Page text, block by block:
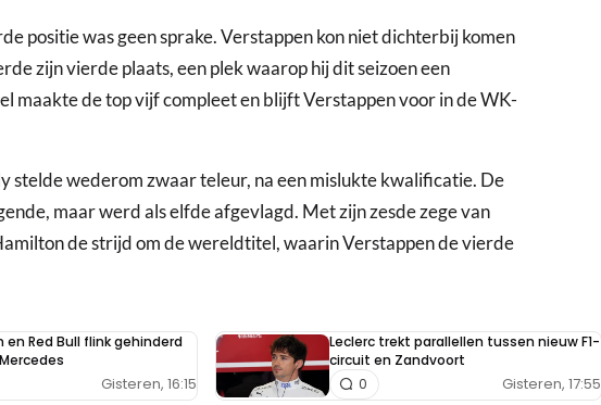
positie was geen sprake. Verstappen kon niet dichterbij komen
zijn vierde plaats, een plek waarop hij dit seizoen een
maakte de top vijf compleet en blijft Verstappen voor in de WK-
stelde wederom zwaar teleur, na een mislukte kwalificatie. De
maar werd als elfde afgevlagd. Met zijn zesde zege van
de strijd om de wereldtitel, waarin Verstappen de vierde
en Red Bull flink gehinderd
Gisteren, 16:15
Leclerc trekt parallellen tussen nieuw F1-
circuit en Zandvoort
Gisteren, 17:55
0